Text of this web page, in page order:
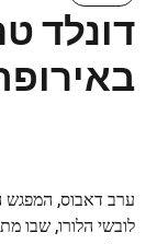
דונלד
ערב דאבוס, המפגש
לובשי הלורו, שבו